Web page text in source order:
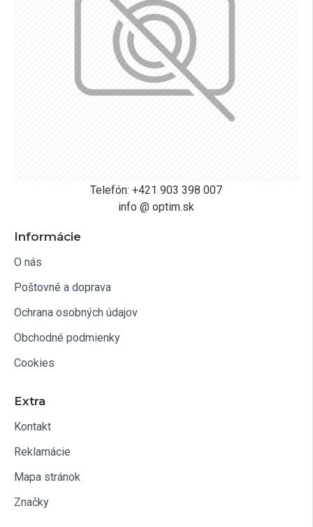
Telefón: +421 903 398 007
info @ optim.sk
Informácie
O nás
Poštovné a doprava
Ochrana osobných údajov
Obchodné podmienky
Cookies
Extra
Kontakt
Reklamácie
Mapa stránok
Značky